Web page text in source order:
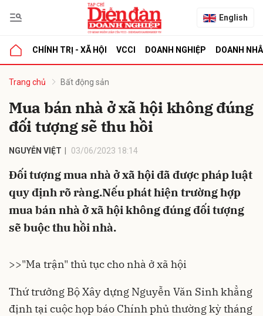
English
CHÍNH TRỊ - XÃ HỘI VCCI DOANH NGHIỆP DOANH
Trang chủ Bất động sản
Mua bán nhà ở xã hội không đúng
đối tượng sẽ thu hồi
NGUYỄN VIỆT 03/06/2023 18:14
Đối tượng mua nhà ở xã hội đã được pháp luật
quy định rõ ràng.Nếu phát hiện trường hợp
mua bán nhà ở xã hội không đúng đối tượng
sẽ buộc thu hồi nhà.
>>"Ma trận" thủ tục cho nhà ở xã hội
Thứ trưởng Bộ Xây dựng Nguyễn Văn Sinh khẳng
định tại cuộc họp báo Chính phủ thường kỳ tháng
luận
Hủy